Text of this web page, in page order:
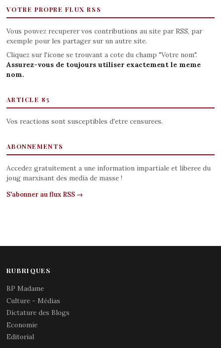
VOTRE PROPRE FLUX RSS
Vous pouvez recuperer vos contributions au site par RSS, par
exemple pour les partager sur un autre site.
Cliquez sur l'icone se trouvant a cote du champ "Votre nom".
Assurez-vous de toujours utiliser exactement le meme
nom.
ARTICLE 85
Vos reactions sont susceptibles d'etre censurees.
ABONNEMENTS
Accedez gratuitement a une information impartiale et liberee du
joug marxisant des media de masse !
S'abonner au flux RSS →
RUBRIQUES
BP Madame
Culture - Médias
Dictature des Blogs
Economie
Editorial